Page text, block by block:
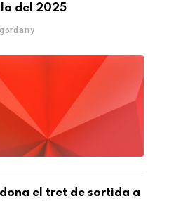
del 2025
el tret de sortida a